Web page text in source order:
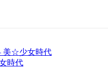
時代